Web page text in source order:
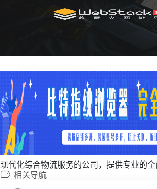
现代化综合物流服务的公司，提供专业的全
相关导航